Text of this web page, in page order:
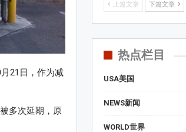
21日，作为减
多次延期，原
上篇文章 下篇文章
热点栏目
USA美国
NEWS新闻
WORLD世界